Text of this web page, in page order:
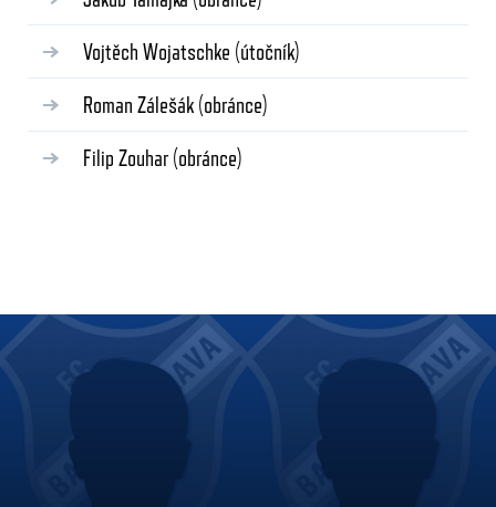
Vojtěch Wojatschke (útočník)
Roman Zálešák (obránce)
Filip Zouhar (obránce)